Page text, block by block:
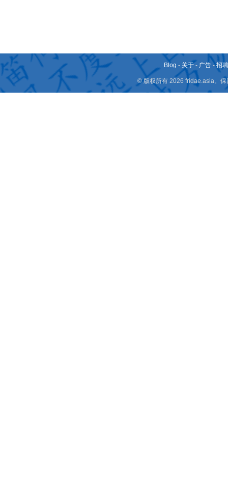
Blog - 关于 - 广告 -招
© 版权所有 2026 fridae.asia。